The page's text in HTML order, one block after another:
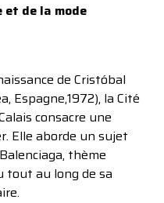
de la mode
de Cristóbal
Espagne,1972), la Cité
consacre une
Elle aborde un sujet
thème
au long de sa